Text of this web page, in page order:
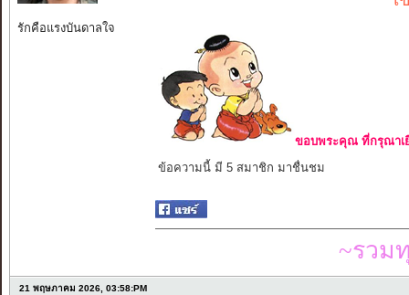
รักคือแรงบันดาลใจ
ขอบพระคุณ ที่กรุณาเ
ข้อความนี้ มี 5 สมาชิก มาชื่นชม
~รวม
21 พฤษภาคม 2026, 03:58:PM